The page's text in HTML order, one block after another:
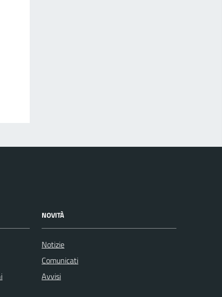
NOVITÀ
Notizie
Comunicati
Avvisi